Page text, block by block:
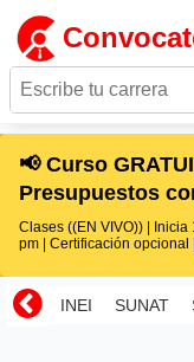
📢 Curso
Presupuestos
Clases ((EN VIVO)) |
pm | Certificación opcional
INEI SUNAT